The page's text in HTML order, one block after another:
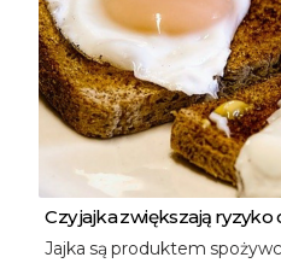
Czy jajka zwiększają
Jajka są produktem